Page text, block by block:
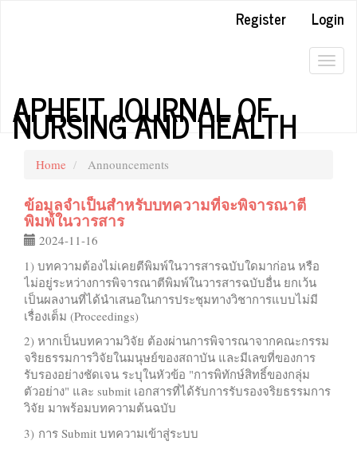
Navigation
Main
Content
Sidebar
Register
Login
APHEIT JOURNAL OF
NURSING AND HEALTH
Home Announcements
ข้อมูลจำเป็นสำหรับบทความที่จะพิจารณาตี
พิมพ์ในวารสาร
2024-11-16
1) บทความต้องไม่เคยตีพิมพ์ในวารสารฉบับใดมาก่อน หรือ
ไม่อยู่ระหว่างการพิจารณาตีพิมพ์ในวารสารฉบับอื่น ยกเว้น
เป็นผลงานที่ได้นำเสนอในการประชุมทางวิชาการแบบไม่มี
เรื่องเต็ม (Proceedings)
2) หากเป็นบทความวิจัย ต้องผ่านการพิจารณาจากคณะกรรม
จริยธรรมการวิจัยในมนุษย์ของสถาบัน และมีเลขที่ของการ
รับรองอย่างชัดเจน ระบุในหัวข้อ "การพิทักษ์สิทธิ์ของกลุ่ม
ตัวอย่าง" และ submit เอกสารที่ได้รับการรับรองจริยธรรมการ
วิจัย มาพร้อมบทความต้นฉบับ
3) การ Submit บทความเข้าสู่ระบบ